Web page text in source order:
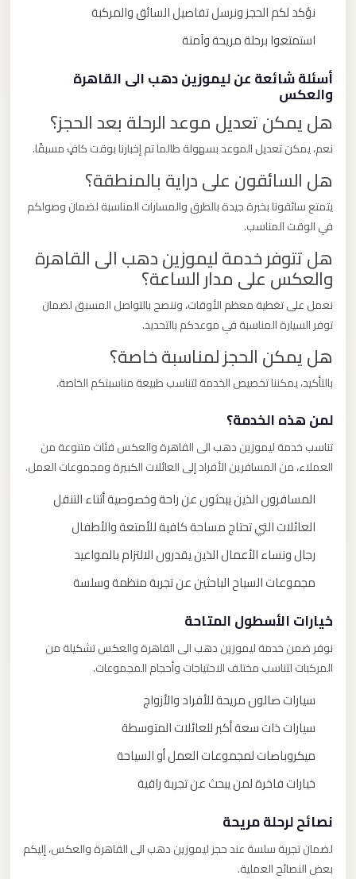
نؤكد لكم الحجز ونرسل تفاصيل السائق والمركبة
استمتعوا برحلة مريحة وآمنة
أسئلة شائعة عن ليموزين دهب الى القاهرة
والعكس
هل يمكن تعديل موعد الرحلة بعد الحجز؟
نعم، يمكن تعديل الموعد بسهولة طالما تم إخبارنا بوقت كافٍ مسبقًا.
هل السائقون على دراية بالمنطقة؟
يتمتع سائقونا بخبرة جيدة بالطرق والمسارات المناسبة لضمان وصولكم
في الوقت المناسب.
هل تتوفر خدمة ليموزين دهب الى القاهرة
والعكس على مدار الساعة؟
نعمل على تغطية معظم الأوقات، وننصح بالتواصل المسبق لضمان
توفر السيارة المناسبة في موعدكم بالتحديد.
هل يمكن الحجز لمناسبة خاصة؟
بالتأكيد، يمكننا تخصيص الخدمة لتناسب طبيعة مناسبتكم الخاصة.
لمن هذه الخدمة؟
تناسب خدمة ليموزين دهب الى القاهرة والعكس فئات متنوعة من
العملاء، من المسافرين الأفراد إلى العائلات الكبيرة ومجموعات العمل.
المسافرون الذين يبحثون عن راحة وخصوصية أثناء التنقل
العائلات التي تحتاج مساحة كافية للأمتعة والأطفال
رجال ونساء الأعمال الذين يقدرون الالتزام بالمواعيد
مجموعات السياح الباحثين عن تجربة منظمة وسلسة
خيارات الأسطول المتاحة
نوفر ضمن خدمة ليموزين دهب الى القاهرة والعكس تشكيلة من
المركبات لتناسب مختلف الاحتياجات وأحجام المجموعات.
سيارات صالون مريحة للأفراد والأزواج
سيارات ذات سعة أكبر للعائلات المتوسطة
ميكروباصات لمجموعات العمل أو السياحة
خيارات فاخرة لمن يبحث عن تجربة راقية
نصائح لرحلة مريحة
لضمان تجربة سلسة عند حجز ليموزين دهب الى القاهرة والعكس، إليكم
بعض النصائح العملية.